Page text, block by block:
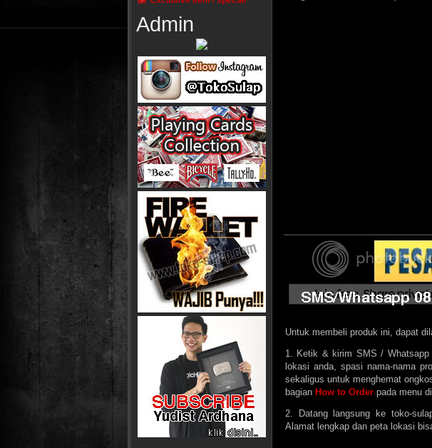
Admin
Untuk membeli produk ini, dapat
1. Ketik & kirim SMS /
lokasi anda, spasi nama-nama
sekaligus untuk menghemat
bagian How to Order pada menu
2. Datang langsung ke toko-
Alamat lengkap dan peta lokasi